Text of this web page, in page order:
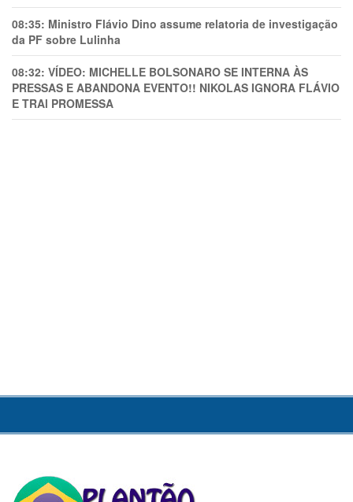
08:35: Ministro Flávio Dino assume relatoria de investigação
da PF sobre Lulinha
08:32: VÍDEO: MICHELLE BOLSONARO SE INTERNA ÀS
PRESSAS E ABANDONA EVENTO!! NIKOLAS IGNORA FLÁVIO
E TRAl PROMESSA